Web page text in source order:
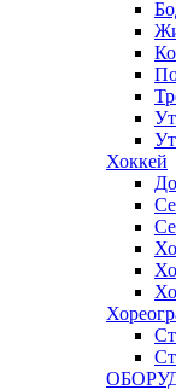
Хоккей